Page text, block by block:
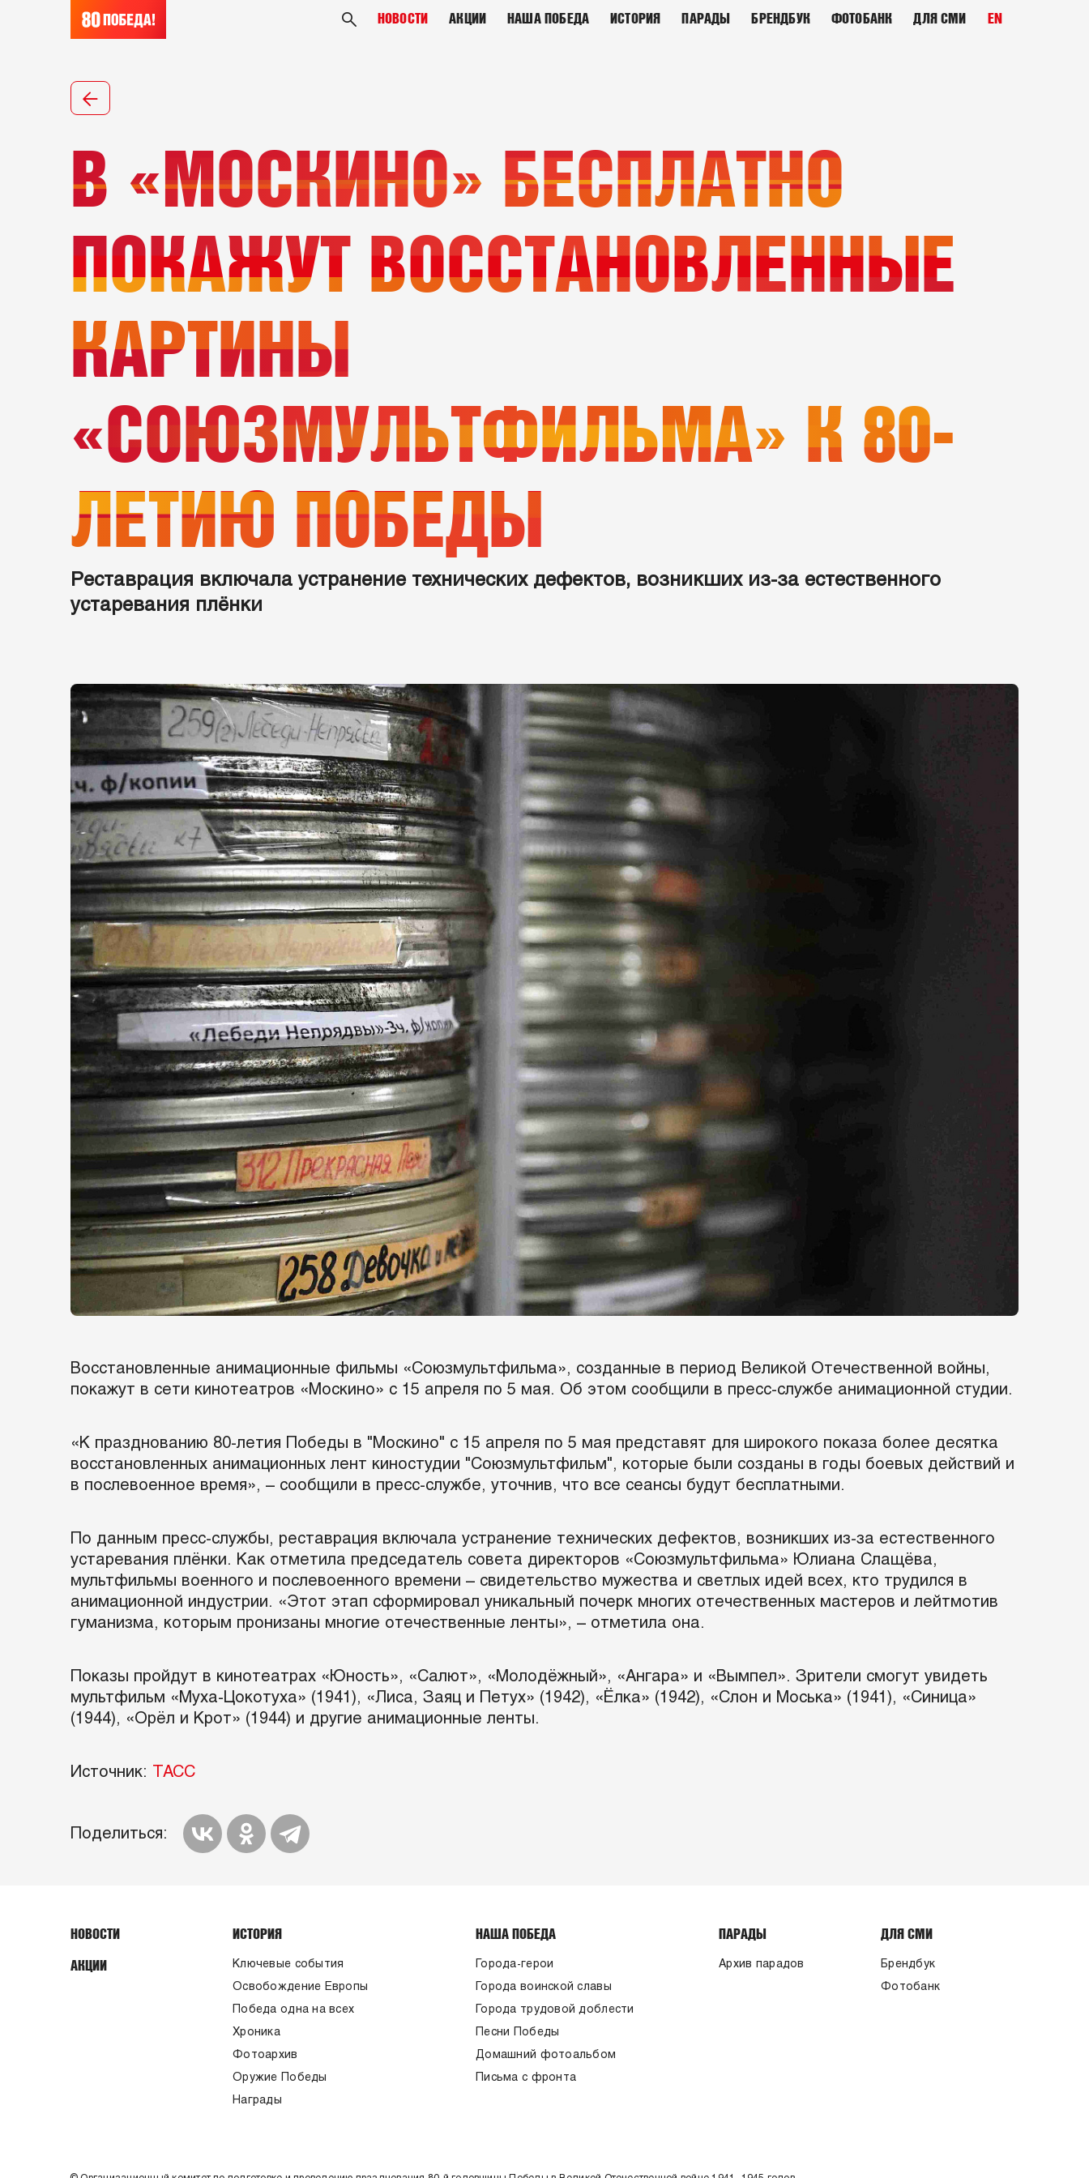
НОВОСТИ АКЦИИ НАША ПОБЕДА ИСТОРИЯ ПАРАДЫ БРЕНДБУК ФОТОБАНК ДЛЯ СМИ EN
В «МОСКИНО» БЕСПЛАТНО
ПОКАЖУТ ВОССТАНОВЛЕННЫЕ
КАРТИНЫ
«СОЮЗМУЛЬТФИЛЬМА» К 80-
ЛЕТИЮ ПОБЕДЫ
Реставрация включала устранение технических дефектов, возникших из-за естественного
устаревания плёнки
Восстановленные анимационные фильмы «Союзмультфильма», созданные в период Великой Отечественной войны,
покажут в сети кинотеатров «Москино» с 15 апреля по 5 мая. Об этом сообщили в пресс-службе анимационной студии.
«К празднованию 80-летия Победы в "Москино" с 15 апреля по 5 мая представят для широкого показа более десятка
восстановленных анимационных лент киностудии "Союзмультфильм", которые были созданы в годы боевых действий и
в послевоенное время», – сообщили в пресс-службе, уточнив, что все сеансы будут бесплатными.
По данным пресс-службы, реставрация включала устранение технических дефектов, возникших из-за естественного
устаревания плёнки. Как отметила председатель совета директоров «Союзмультфильма» Юлиана Слащёва,
мультфильмы военного и послевоенного времени – свидетельство мужества и светлых идей всех, кто трудился в
анимационной индустрии. «Этот этап сформировал уникальный почерк многих отечественных мастеров и лейтмотив
гуманизма, которым пронизаны многие отечественные ленты», – отметила она.
Показы пройдут в кинотеатрах «Юность», «Салют», «Молодёжный», «Ангара» и «Вымпел». Зрители смогут увидеть
мультфильм «Муха-Цокотуха» (1941), «Лиса, Заяц и Петух» (1942), «Ёлка» (1942), «Слон и Моська» (1941), «Синица»
(1944), «Орёл и Крот» (1944) и другие анимационные ленты.
Источник: ТАСС
Поделиться:
НОВОСТИ
АКЦИИ
ИСТОРИЯ
Ключевые события
Освобождение Европы
Победа одна на всех
Хроника
Фотоархив
Оружие Победы
Награды
НАША ПОБЕДА
Города-герои
Города воинской славы
Города трудовой доблести
Песни Победы
Домашний фотоальбом
Письма с фронта
ПАРАДЫ
Архив парадов
ДЛЯ СМИ
Брендбук
Фотобанк